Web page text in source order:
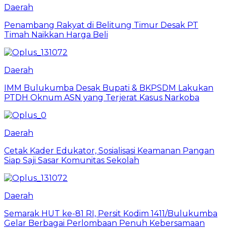
Daerah
Penambang Rakyat di Belitung Timur Desak PT
Timah Naikkan Harga Beli
Daerah
IMM Bulukumba Desak Bupati & BKPSDM Lakukan
PTDH Oknum ASN yang Terjerat Kasus Narkoba
Daerah
Cetak Kader Edukator, Sosialisasi Keamanan Pangan
Siap Saji Sasar Komunitas Sekolah
Daerah
Semarak HUT ke-81 RI, Persit Kodim 1411/Bulukumba
Gelar Berbagai Perlombaan Penuh Kebersamaan